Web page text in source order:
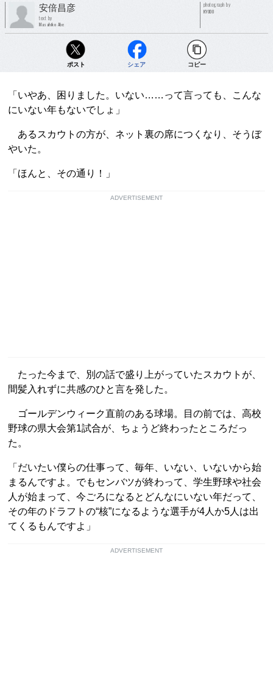
安倍昌彦
text by
Masahiko Abe
photograph by
KYODO
ポスト シェア コピー
「いやあ、困りました。いない……って言っても、こんな
にいない年もないでしょ」
あるスカウトの方が、ネット裏の席につくなり、そうぼ
やいた。
「ほんと、その通り！」
ADVERTISEMENT
たった今まで、別の話で盛り上がっていたスカウトが、
間髪入れずに共感のひと言を発した。
ゴールデンウィーク直前のある球場。目の前では、高校
野球の県大会第1試合が、ちょうど終わったところだっ
た。
「だいたい僕らの仕事って、毎年、いない、いないから始
まるんですよ。でもセンバツが終わって、学生野球や社会
人が始まって、今ごろになるとどんなにいない年だって、
その年のドラフトの“核”になるような選手が4人か5人は出
てくるもんですよ」
ADVERTISEMENT